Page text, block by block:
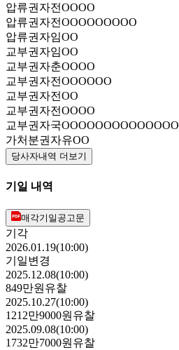
압류권자전OOOO
압류권자전OOOOOOOOO
압류권자임OO
교부권자임OO
교부권자춘OOOO
교부권자전OOOOOO
교부권자전OO
교부권자전OOOO
교부권자국OOOOOOOOOOOOOO
가처분권자유OO
당사자내역 더보기
기일 내역
매각기일공고문
기각
2026.01.19(10:00)
기일변경
2025.12.08(10:00)
849만원 유찰
2025.10.27(10:00)
1212만9000원 유찰
2025.09.08(10:00)
1732만7000원 유찰